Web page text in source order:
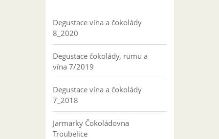
Degustace vína a čokolády
8_2020
Degustace čokolády, rumu a
vína 7/2019
Degustace vína a čokolády
7_2018
Jarmarky Čokoládovna
Troubelice